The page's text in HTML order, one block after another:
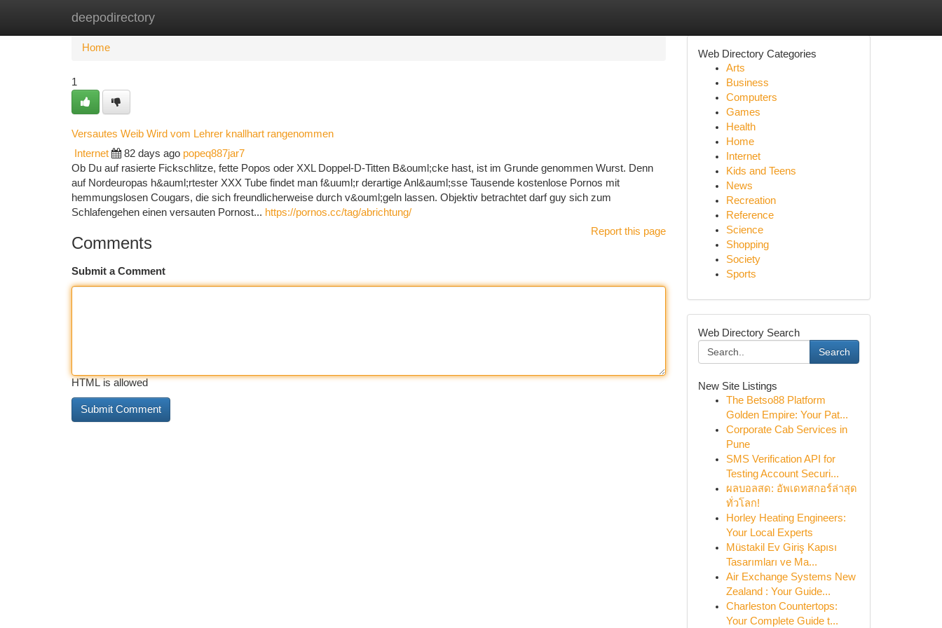
deepodirectory
Home New Site Listings
Home
1
Versautes Weib Wird vom Lehrer knallhart rangenommen
Internet 82 days ago popeq887jar7
Ob Du auf rasierte Fickschlitze, fette Popos oder XXL Doppel-D-Titten B&ouml;cke hast, ist im Grunde genommen Wurst. Denn
auf Nordeuropas h&auml;rtester XXX Tube findet man f&uuml;r derartige Anl&auml;sse Tausende kostenlose Pornos mit
hemmungslosen Cougars, die sich freundlicherweise durch v&ouml;geln lassen. Objektiv betrachtet darf guy sich zum
Schlafengehen einen versauten Pornost... https://pornos.cc/tag/abrichtung/
Report this page
Comments
Submit a Comment
HTML is allowed
Web Directory Categories
Arts
Business
Computers
Games
Health
Home
Internet
Kids and Teens
News
Recreation
Reference
Science
Shopping
Society
Sports
Web Directory Search
Search
New Site Listings
The Betso88 Platform
Golden Empire: Your Pat...
Corporate Cab Services in
Pune
SMS Verification API for
Testing Account Securi...
ผลบอลสด: อัพเดทสกอร์ล่าสุด
ทั่วโลก!
Horley Heating Engineers:
Your Local Experts
Müstakil Ev Giriş Kapısı
Tasarımları ve Ma...
Air Exchange Systems New
Zealand : Your Guide...
Charleston Countertops:
Your Complete Guide t...